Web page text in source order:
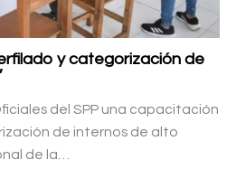
y categorización de
del SPP una capacitación
de internos de alto
de la…